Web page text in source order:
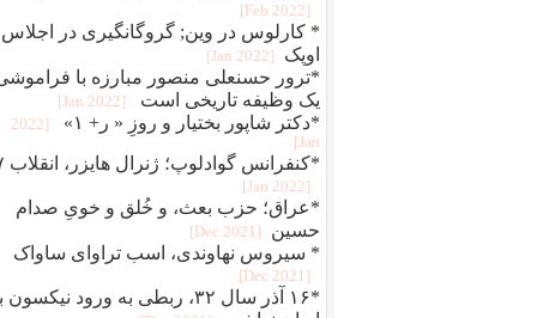
[2022 Feb]
* کارلوس در وین; گروگانگیری در اجلاس
اوپک
[2022 Jan]
*ترور حسنعلی منصور مبارزه با
یک وظیفه تاریخی است
[2022 Jan]
*دکتر شاپور بختیار و روزِ « ر+ ۱»
[2022
Jan]
[2022 Jan]
*عراق؛ حزب بعث، و خُلق‌ و‌ خویِ صدام
حسین
[2021 Dec]
* سیروس نهاوندی، اسب تراوای ساواک
[2021 Dec]
*۱۶ آذر سال ۳۲، ربطی به ورود نیکسون